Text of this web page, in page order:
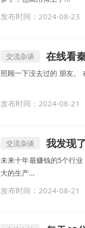
发布时间：2024-08-23
交流杂谈 在线看
发布时间：2024-08-21
交流杂谈 我发现
未来十年最赚钱的5个行业，大
大的生产...
发布时间：2024-08-21